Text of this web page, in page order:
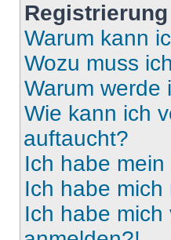
Warum kann
Wozu muss
Warum werde
Wie kann ich
auftaucht?
Ich habe
Ich habe
Ich habe